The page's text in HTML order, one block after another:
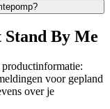
By Me
voor gepland
over je